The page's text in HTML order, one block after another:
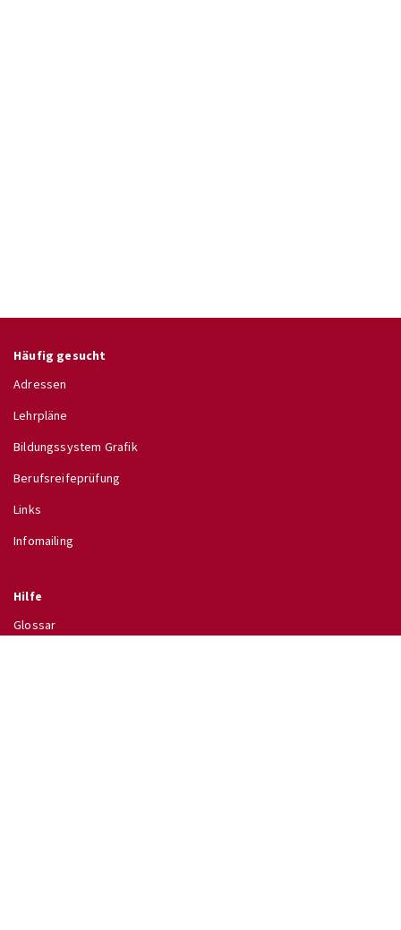
Häufig gesucht
Adressen
Lehrpläne
Bildungssystem Grafik
Berufsreifeprüfung
Links
Infomailing
Hilfe
Glossar